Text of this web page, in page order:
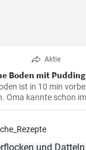
Aktie
Boden mit
ist in 10 min
Oma kannte schon
den Kaffeetisch und